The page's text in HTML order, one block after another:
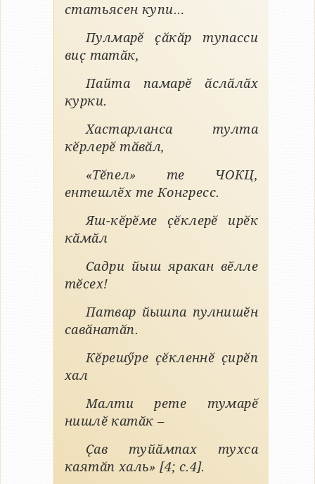
статьясен купи…
Пулмарӗ ҫӑкӑр тупасси
виҫ татӑк,
Пайта памарӗ ӑслӑлӑх
курки.
Хастарланса тулта
кӗрлерӗ тӑвӑл,
«Тӗпел» те ЧОКЦ,
ентешлӗх те Конгресс.
Яш-кӗрӗме ҫӗклерӗ ирӗк
кӑмӑл
Садри йыш яракан вӗлле
тӗсех!
Патвар йышпа пулнишӗн
савӑнатӑп.
Кӗрешӳре ҫӗкленнӗ ҫирӗп
хал
Малти рете тумарӗ
нишлӗ катӑк –
Ҫав туйӑмпах тухса
каятӑп халь» [4; с.4].